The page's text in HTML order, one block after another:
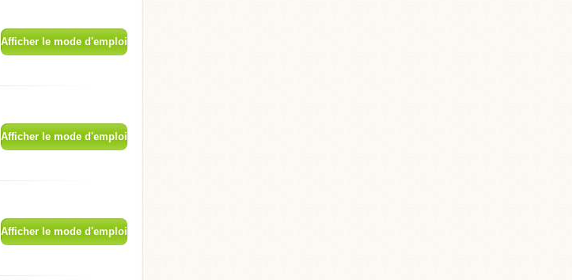
Afficher le mode d'emploi
Afficher le mode d'emploi
Afficher le mode d'emploi